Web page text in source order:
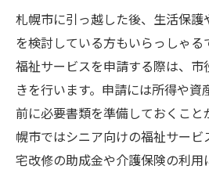
札幌市に引っ越した後、生活保
を検討している方もいらっしゃる
福祉サービスを申請する際は、
きを行います。申請には所得や資
前に必要書類を準備しておくこと
幌市ではシニア向けの福祉サー
宅改修の助成金や介護保険の利